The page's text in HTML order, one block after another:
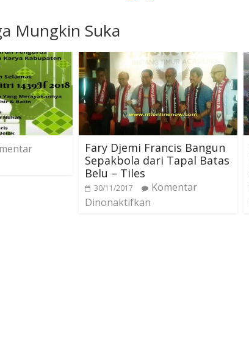
Mungkin Suka
Fary Djemi Francis Bangun
Sepakbola dari Tapal Batas
Belu – Tiles
30/11/2017
Komentar
Dinonaktifkan